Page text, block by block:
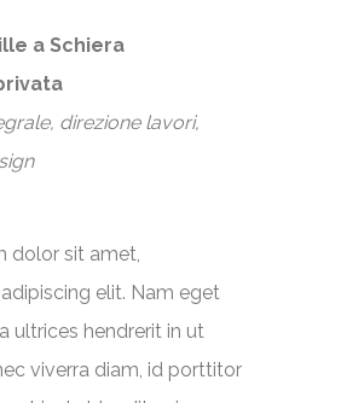
a Schiera
direzione lavori,
dolor sit amet,
elit. Nam eget
ultrices hendrerit in ut
viverra diam, id porttitor